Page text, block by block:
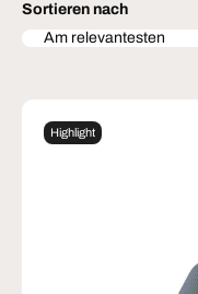
Sortieren nach
Am relevantesten
Highlight